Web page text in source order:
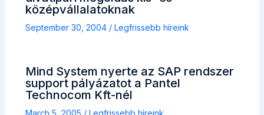
középvállalatoknak
September 30, 2004 / Legfrissebb híreink
Mind System nyerte az SAP rendszer
support pályázatot a Pantel
Technocom Kft-nél